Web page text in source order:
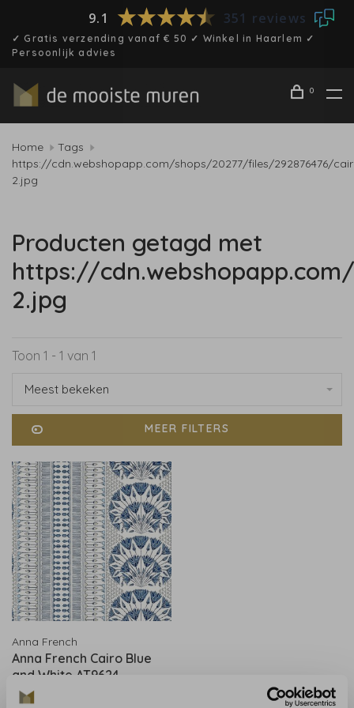
9.1 351 reviews
✓ Gratis verzending vanaf € 50 ✓ Winkel in Haarlem ✓
Persoonlijk advies
0
Home
Tags
https://cdn.webshopapp.com/shops/20277/files/292876476/
2.jpg
Producten getagd met
https://
2.jpg
Toon 1 - 1 van 1
Meest bekeken
MEER FILTERS
Anna French
Anna French Cairo Blue
and White AT9624
€245,00